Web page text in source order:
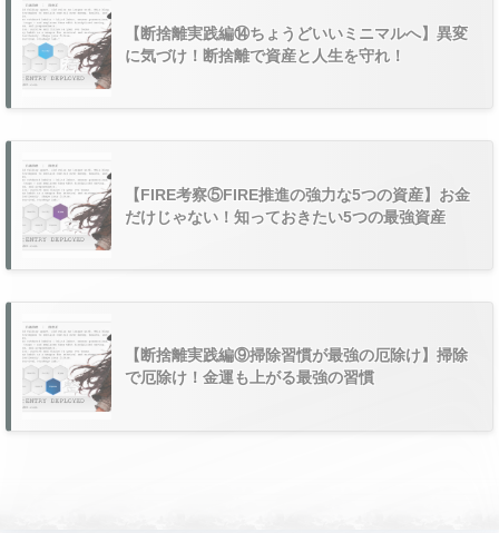
【断捨離実践編⑭ちょうどいいミニマルへ】異変
に気づけ！断捨離で資産と人生を守れ！
【FIRE考察⑤FIRE推進の強力な5つの資産】お金
だけじゃない！知っておきたい5つの最強資産
【断捨離実践編⑨掃除習慣が最強の厄除け】掃除
で厄除け！金運も上がる最強の習慣